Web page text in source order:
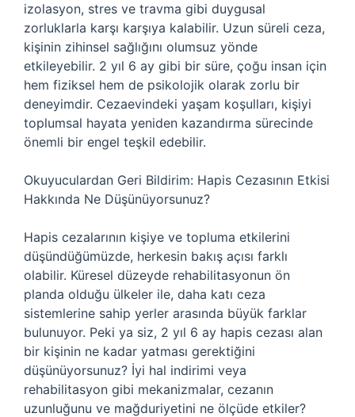
izolasyon, stres ve travma gibi duygusal
zorluklarla karşı karşıya kalabilir. Uzun süreli ceza,
kişinin zihinsel sağlığını olumsuz yönde
etkileyebilir. 2 yıl 6 ay gibi bir süre, çoğu insan için
hem fiziksel hem de psikolojik olarak zorlu bir
deneyimdir. Cezaevindeki yaşam koşulları, kişiyi
toplumsal hayata yeniden kazandırma sürecinde
önemli bir engel teşkil edebilir.
Okuyuculardan Geri Bildirim: Hapis Cezasının Etkisi
Hakkında Ne Düşünüyorsunuz?
Hapis cezalarının kişiye ve topluma etkilerini
düşündüğümüzde, herkesin bakış açısı farklı
olabilir. Küresel düzeyde rehabilitasyonun ön
planda olduğu ülkeler ile, daha katı ceza
sistemlerine sahip yerler arasında büyük farklar
bulunuyor. Peki ya siz, 2 yıl 6 ay hapis cezası alan
bir kişinin ne kadar yatması gerektiğini
düşünüyorsunuz? İyi hal indirimi veya
rehabilitasyon gibi mekanizmalar, cezanın
uzunluğunu ve mağduriyetini ne ölçüde etkiler?